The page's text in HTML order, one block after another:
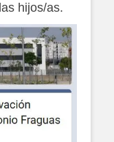
hijos/as.